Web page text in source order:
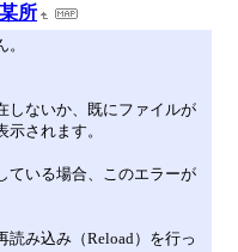
所
しないか、既にファイルが
されます。
ている場合、このエラーが
読み込み（Reload）を行っ